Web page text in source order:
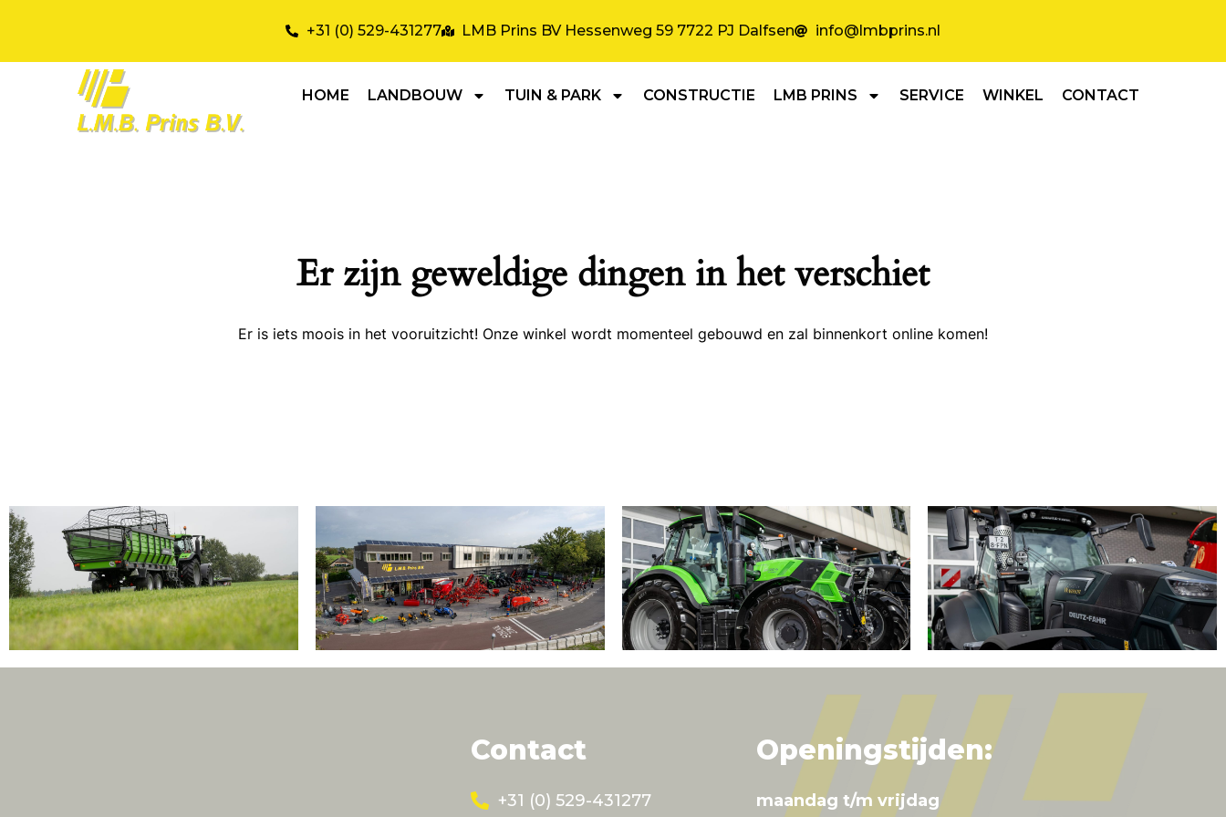
+31 (0) 529-431277 LMB Prins BV Hessenweg 59 7722 PJ Dalfsen info@lmbprins.nl
HOME LANDBOUW TUIN & PARK CONSTRUCTIE LMB PRINS SERVICE WINKEL CONTACT
Er zijn geweldige dingen in het verschiet
Er is iets moois in het vooruitzicht! Onze winkel wordt momenteel gebouwd en zal binnenkort online komen!
Contact
+31 (0) 529-431277
Openingstijden:
maandag t/m vrijdag